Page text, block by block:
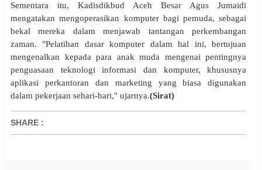
Sementara itu, Kadisdikbud Aceh Besar Agus Jumaidi
mengatakan mengoperasikan komputer bagi pemuda, sebagai
bekal mereka dalam menjawab tantangan perkembangan
zaman. "Pelatihan dasar komputer dalam hal ini, bertujuan
mengenalkan kepada para anak muda mengenai pentingnya
penguasaan teknologi informasi dan komputer, khususnya
aplikasi perkantoran dan marketing yang biasa digunakan
dalam pekerjaan sehari-hari," ujarnya.(Sirat)
SHARE :